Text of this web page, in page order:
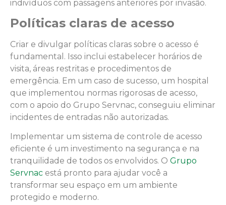
indivíduos com passagens anteriores por invasão.
Políticas claras de acesso
Criar e divulgar políticas claras sobre o acesso é
fundamental. Isso inclui estabelecer horários de
visita, áreas restritas e procedimentos de
emergência. Em um caso de sucesso, um hospital
que implementou normas rigorosas de acesso,
com o apoio do Grupo Servnac, conseguiu eliminar
incidentes de entradas não autorizadas.
Implementar um sistema de controle de acesso
eficiente é um investimento na segurança e na
tranquilidade de todos os envolvidos. O Grupo
Servnac está pronto para ajudar você a
transformar seu espaço em um ambiente
protegido e moderno.